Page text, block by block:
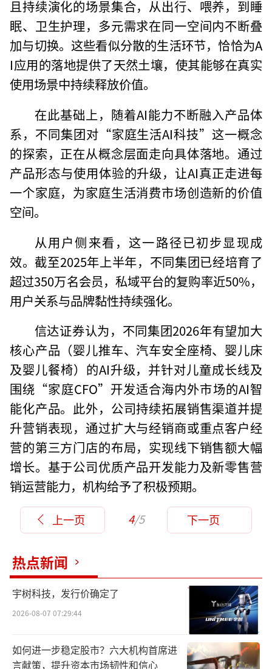
且持续演化的场景集合，从出行、喂养，到睡
眠、卫生护理，多元需求在同一空间内不断叠
加与切换。这些看似分散的生活环节，恰恰为A
I应用的落地提供了天然土壤，使其能够在真实
使用场景中持续释放价值。
在此基础上，随着AI能力不断融入产品体
系，不同集团对“家庭生活AI科技”这一概念
的探索，正在从概念层面走向具体落地。通过
产品形态与使用体验的升级，让AI真正走进每
一个家庭，为家庭生活消费市场创造新的价值
空间。
从用户侧来看，这一路径已初步显现成
效。截至2025年上半年，不同集团已经培育了
超过350万名会员，私域平台的复购率近50%，
用户关系与品牌黏性持续强化。
信达证券认为，不同集团2026年有望加大
核心产品（婴儿推车、汽车安全座椅、婴儿床
及婴儿餐椅）的AI升级，并针对儿童成长线及
围绕“家庭CFO”开发适合海内外市场的AI智
能化产品。此外，公司持续拓展销售渠道并提
升营销表现，通过扩大与经销商或重点客户经
营的第三方门店的布局，实现线下销售额大幅
增长。基于公司优质产品开发能力及新零售营
销运营能力，机构给予了积极预期。
上一页 4/5 下一页
热点新闻
宇树科技，发行价确定了
2026-08-07 07:29:44
如何进一步稳定股市？六大机构首席进
言献策，提升资本市场韧性和信心